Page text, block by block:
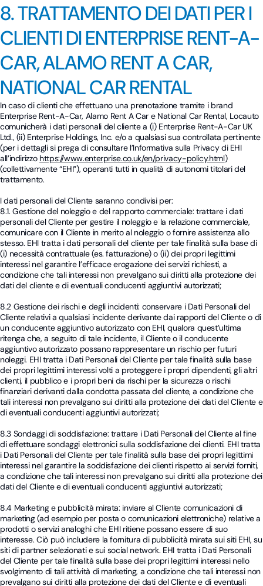
8. TRATTAMENTO DEI DATI PER I
CLIENTI DI ENTERPRISE RENT-A-
CAR, ALAMO RENT A CAR,
NATIONAL CAR RENTAL
In caso di clienti che effettuano una prenotazione tramite i brand
Enterprise Rent-A-Car, Alamo Rent A Car e National Car Rental, Locauto
comunicherà i dati personali del cliente a (i) Enterprise Rent-A-Car UK
Ltd., (ii) Enterprise Holdings, Inc. e/o a qualsiasi sua controllata pertinente
(per i dettagli si prega di consultare l’Informativa sulla Privacy di EHI
all’indirizzo https://www.enterprise.co.uk/en/privacy-policy.html)
(collettivamente “EHI”), operanti tutti in qualità di autonomi titolari del
trattamento.
I dati personali del Cliente saranno condivisi per:
8.1. Gestione del noleggio e del rapporto commerciale: trattare i dati
personali del Cliente per gestire il noleggio e la relazione commerciale,
comunicare con il Cliente in merito al noleggio o fornire assistenza allo
stesso. EHI tratta i dati personali del cliente per tale finalità sulla base di
(i) necessità contrattuale (es. fatturazione) o (ii) dei propri legittimi
interessi nel garantire l’efficace erogazione dei servizi richiesti, a
condizione che tali interessi non prevalgano sui diritti alla protezione dei
dati del cliente e di eventuali conducenti aggiuntivi autorizzati;
8.2 Gestione dei rischi e degli incidenti: conservare i Dati Personali del
Cliente relativi a qualsiasi incidente derivante dai rapporti del Cliente o di
un conducente aggiuntivo autorizzato con EHI, qualora quest’ultima
ritenga che, a seguito di tale incidente, il Cliente o il conducente
aggiuntivo autorizzato possano rappresentare un rischio per futuri
noleggi. EHI tratta i Dati Personali del Cliente per tale finalità sulla base
dei propri legittimi interessi volti a proteggere i propri dipendenti, gli altri
clienti, il pubblico e i propri beni da rischi per la sicurezza o rischi
finanziari derivanti dalla condotta passata del cliente, a condizione che
tali interessi non prevalgano sui diritti alla protezione dei dati del Cliente e
di eventuali conducenti aggiuntivi autorizzati;
8.3 Sondaggi di soddisfazione: trattare i Dati Personali del Cliente al fine
di effettuare sondaggi elettronici sulla soddisfazione dei clienti. EHI tratta
i Dati Personali del Cliente per tale finalità sulla base dei propri legittimi
interessi nel garantire la soddisfazione dei clienti rispetto ai servizi forniti,
a condizione che tali interessi non prevalgano sui diritti alla protezione dei
dati del Cliente e di eventuali conducenti aggiuntivi autorizzati;
8.4 Marketing e pubblicità mirata: inviare al Cliente comunicazioni di
marketing (ad esempio per posta o comunicazioni elettroniche) relative a
prodotti o servizi analoghi che EHI ritiene possano essere di suo
interesse. Ciò può includere la fornitura di pubblicità mirata sui siti EHI, su
siti di partner selezionati e sui social network. EHI tratta i Dati Personali
del Cliente per tale finalità sulla base dei propri legittimi interessi nello
svolgimento di tali attività di marketing, a condizione che tali interessi non
prevalgano sui diritti alla protezione dei dati del Cliente e di eventuali